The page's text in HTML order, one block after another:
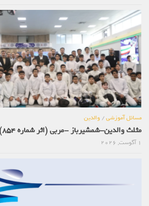
مسائل آموزشی/ والدین
مثلث والدین-شمشیرباز -مربی (اثر شماره 854)
1 آگوست, 2026